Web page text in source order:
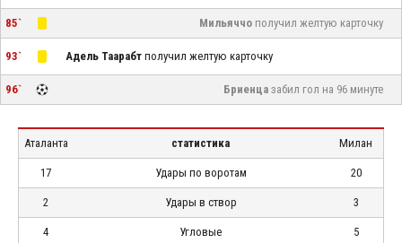
85` Мильяччо получил желтую карточку
93` Адель Таарабт получил желтую карточку
96` Бриенца забил гол на 96 минуте
Аталанта статистика Милан
17 Удары по воротам 20
2 Удары в створ 3
4 Угловые 5